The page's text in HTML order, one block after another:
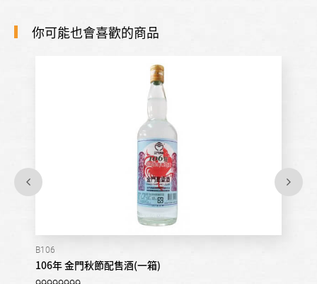
你可能也會喜歡的商品
B106
106年 金門秋節配售酒(一箱)